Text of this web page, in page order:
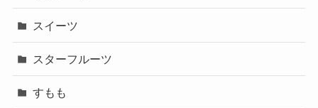
スイーツ
スターフルーツ
すもも